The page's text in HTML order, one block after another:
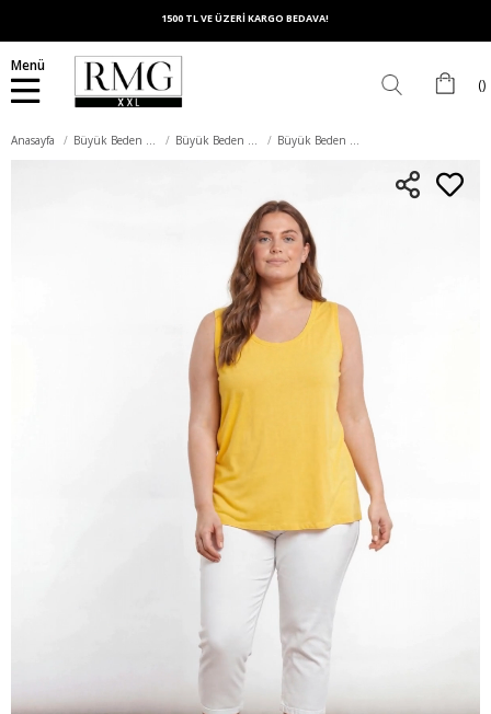
1500 TL VE ÜZERİ KARGO BEDAVA!
Menü
Anasayfa Büyük Beden Üst Giyim Büyük Beden Tişört Büyük Beden Pamuk Atlet Sarı